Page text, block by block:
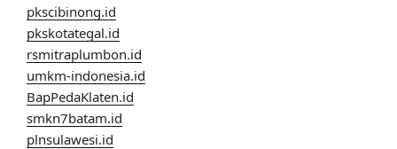
pkscibinong.id
pkskotategal.id
rsmitraplumbon.id
umkm-indonesia.id
BapPedaKlaten.id
smkn7batam.id
plnsulawesi.id